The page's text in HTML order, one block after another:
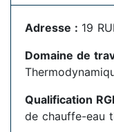
Adresse : 19
Domaine de
Qualification
de chauffe-eau